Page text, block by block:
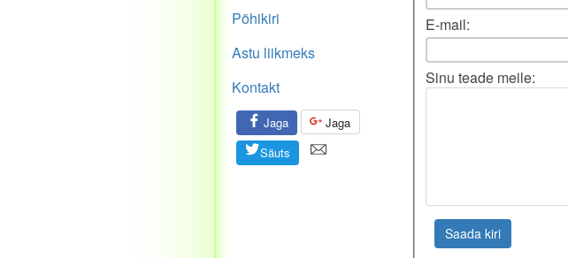
Põhikiri
Astu liikmeks
Kontakt
Jaga
Jaga
Säuts
E-mail:
Sinu teade meile: